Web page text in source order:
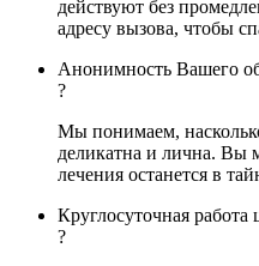
действуют без
адресу вызова, чтобы
Анонимность Вашего
?
Мы понимаем,
деликатна и лична. Вы
лечения останется в
Круглосуточная работа
?